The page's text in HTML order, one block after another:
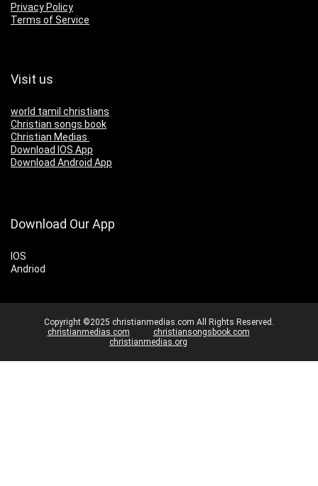
Privacy Policy
Terms of Service
Visit us
world tamil christians
Christian songs book
Christian Medias
Download IOS App
Download Android App
Download Our App
IOS
Andriod
Copyright ©2025 christianmedias.com All Rights Reserved.
christianmedias.com
christiansongsbook.com
christianmedias.org